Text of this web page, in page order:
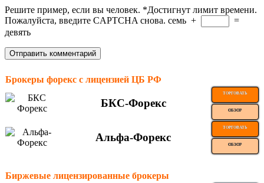
Решите пример, если вы человек. *Достигнут лимит времени.
Пожалуйста, введите CAPTCHA снова. семь +
=
девять
Брокеры форекс с лицензией ЦБ РФ
БКС-Форекс
ТОРГОВАТЬ
ОБЗОР
Альфа-Форекс
ТОРГОВАТЬ
ОБЗОР
Биржевые лицензированные брокеры